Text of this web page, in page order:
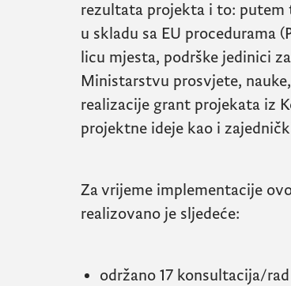
rezultata projekta i to: putem
u skladu sa EU procedurama
licu mjesta, podrške jedinici
Ministarstvu prosvjete,
realizacije grant projekata iz
projektne ideje kao i
Za vrijeme implementacije
realizovano je sljedeće:
održano 17 konsultacija/